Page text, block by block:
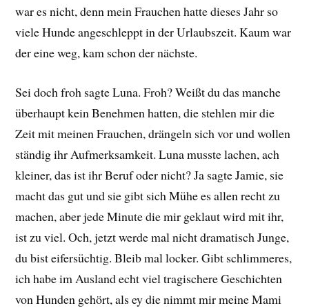
war es nicht, denn mein Frauchen hatte dieses Jahr so
viele Hunde angeschleppt in der Urlaubszeit. Kaum war
der eine weg, kam schon der nächste.
Sei doch froh sagte Luna. Froh? Weißt du das manche
überhaupt kein Benehmen hatten, die stehlen mir die
Zeit mit meinen Frauchen, drängeln sich vor und wollen
ständig ihr Aufmerksamkeit. Luna musste lachen, ach
kleiner, das ist ihr Beruf oder nicht? Ja sagte Jamie, sie
macht das gut und sie gibt sich Mühe es allen recht zu
machen, aber jede Minute die mir geklaut wird mit ihr,
ist zu viel. Och, jetzt werde mal nicht dramatisch Junge,
du bist eifersüchtig. Bleib mal locker. Gibt schlimmeres,
ich habe im Ausland echt viel tragischere Geschichten
von Hunden gehört, als ey die nimmt mir meine Mami